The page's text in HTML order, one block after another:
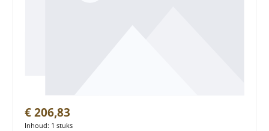
Normale prijs:
€ 206,83
Inhoud: 1 stuks